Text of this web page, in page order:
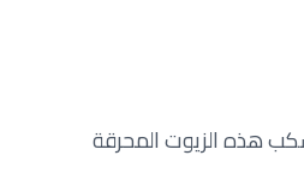
سكب هذه الزيوت المحرقة